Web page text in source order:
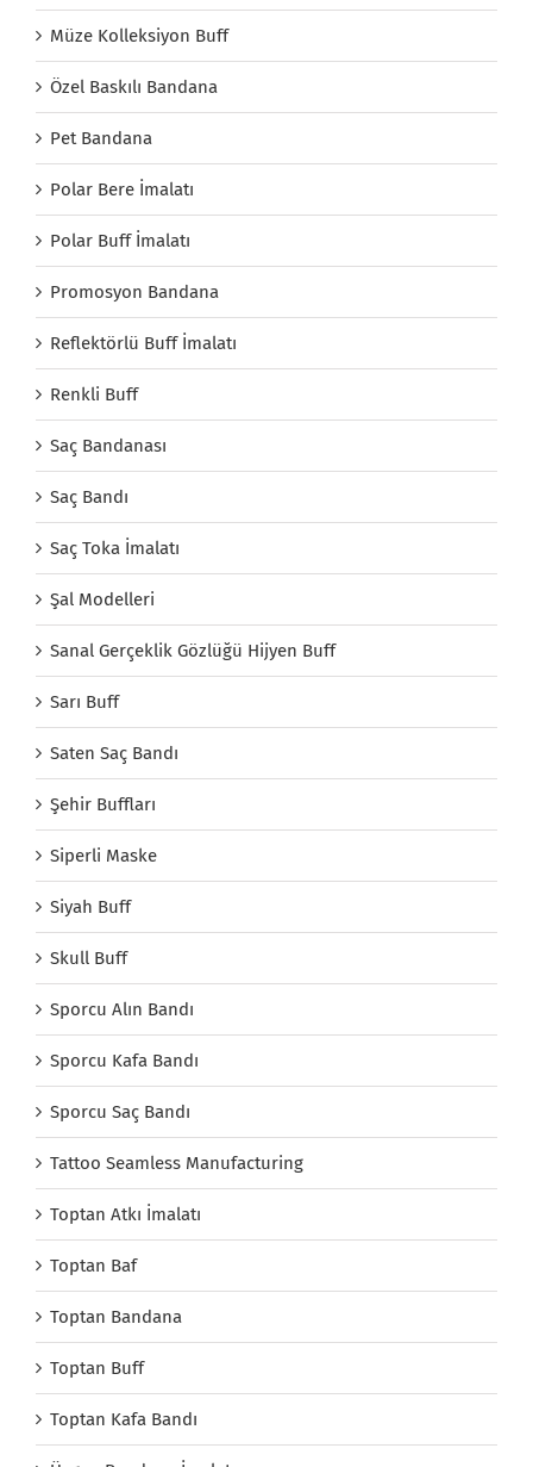
Müze Kolleksiyon Buff
Özel Baskılı Bandana
Pet Bandana
Polar Bere İmalatı
Polar Buff İmalatı
Promosyon Bandana
Reflektörlü Buff İmalatı
Renkli Buff
Saç Bandanası
Saç Bandı
Saç Toka İmalatı
Şal Modelleri
Sanal Gerçeklik Gözlüğü Hijyen Buff
Sarı Buff
Saten Saç Bandı
Şehir Buffları
Siperli Maske
Siyah Buff
Skull Buff
Sporcu Alın Bandı
Sporcu Kafa Bandı
Sporcu Saç Bandı
Tattoo Seamless Manufacturing
Toptan Atkı İmalatı
Toptan Baf
Toptan Bandana
Toptan Buff
Toptan Kafa Bandı